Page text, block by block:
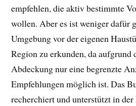
empfehlen, die aktiv bestimmte
wollen. Aber es ist weniger dafür
Umgebung vor der eigenen
Region zu erkunden, da aufgrund
Abdeckung nur eine begrenzte
Empfehlungen möglich ist. Das
recherchiert und unterstützt in